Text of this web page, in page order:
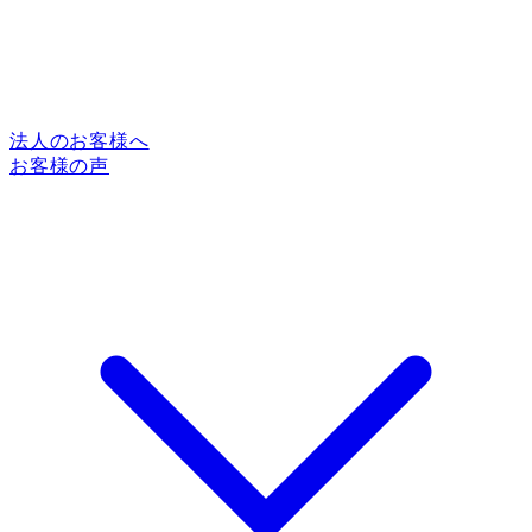
法人のお客様へ
お客様の声